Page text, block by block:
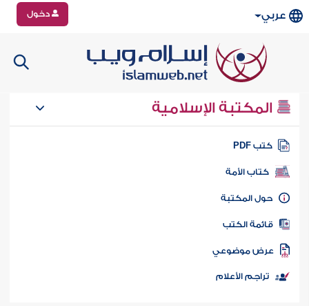
عربي دخول
المكتبة الإسلامية
كتب PDF
كتاب الأمة
المكتبة
الكتب
موضوعي